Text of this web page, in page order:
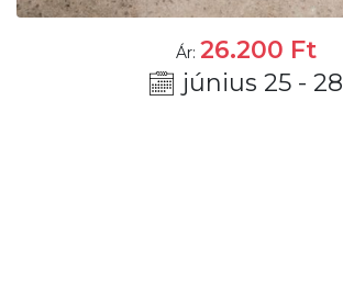
Ár: 26.200 Ft
június 25 - 28